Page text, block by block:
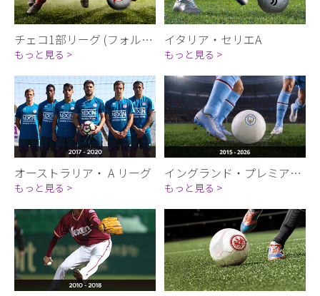
チェコ1部リーグ (フォルトゥナ・リガ)
もっと見る >
イタリア・セリエA
もっと見る >
オーストラリア・ A リーグ
もっと見る >
イングランド・プレミアリーグ
もっと見る >